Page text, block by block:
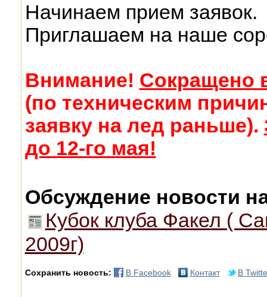
Начинаем прием заявок.
Приглашаем на наше
Внимание! Сокращено
(по техническим
заявку на лед раньше).
до 12-го мая!
Обсуждение новости
Кубок клуба Факел (
2009г)
Сохранить новость: В Facebook Контакт В